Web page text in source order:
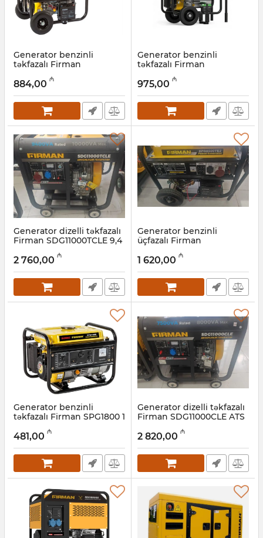
Generator benzinli
təkfazalı Firman
Artikul: 022001042
884,00 ₼
Generator benzinli
təkfazalı Firman
Artikul: 022001041
975,00 ₼
Generator dizelli təkfazalı
Firman SDG11000TCLE 9,4
Artikul: 022001040
2 760,00 ₼
Generator benzinli
üçfazalı Firman
Artikul: 022001039
1 620,00 ₼
Generator benzinli
təkfazalı Firman SPG1800 1
Artikul: 022001038
481,00 ₼
Generator dizelli təkfazalı
Firman SDG11000CLE ATS
Artikul: 022001037
2 820,00 ₼